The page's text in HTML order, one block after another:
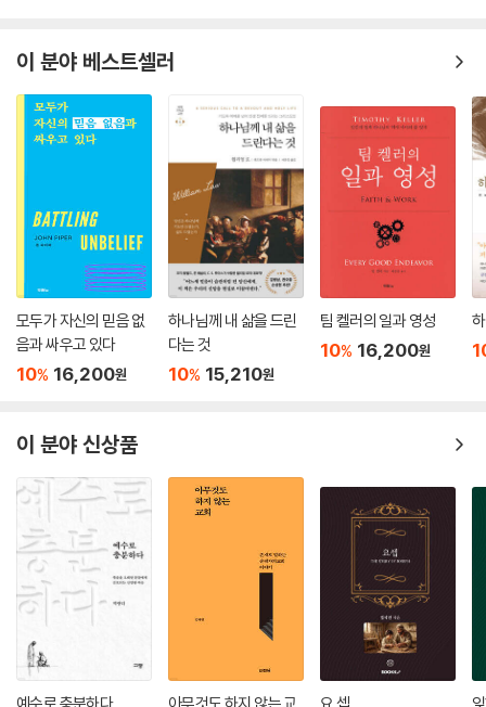
이 분야 베스트셀러
모두가 자신의 믿음 없
음과 싸우고 있다
10% 16,200원
하나님께 내 삶을 드린
다는 것
10% 15,210원
팀 켈러의 일과 영성
10% 16,200원
이 분야 신상품